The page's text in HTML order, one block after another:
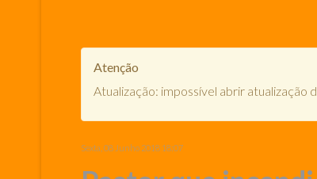
Atenção
Atualização: impossível abrir
Sexta, 08 Junho 2018 18:07